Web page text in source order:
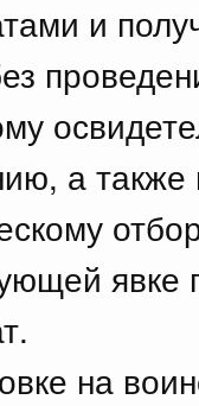
и
а
явке
на